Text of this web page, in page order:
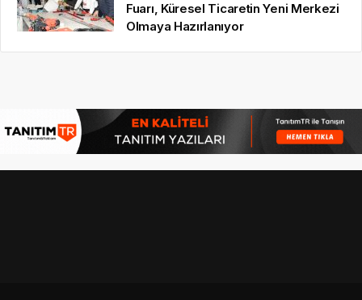
Fuarı, Küresel Ticaretin Yeni Merkezi
Olmaya Hazırlanıyor